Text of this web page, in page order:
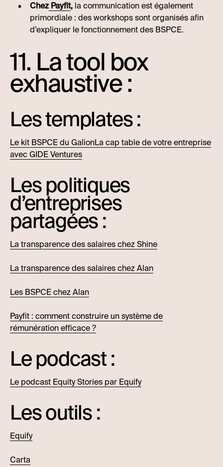
Chez Payfit, la communication est également
primordiale : des workshops sont organisés afin
d’expliquer le fonctionnement des BSPCE.
11. La tool box
exhaustive :
Les templates :
Le kit BSPCE du GalionLa cap table de votre entreprise
avec GIDE Ventures
Les politiques
d’entreprises
partagées :
La transparence des salaires chez Shine
La transparence des salaires chez Alan
Les BSPCE chez Alan
Payfit : comment construire un système de
rémunération efficace ?
Le podcast :
Le podcast Equity Stories par Equify
Les outils :
Equify
Carta